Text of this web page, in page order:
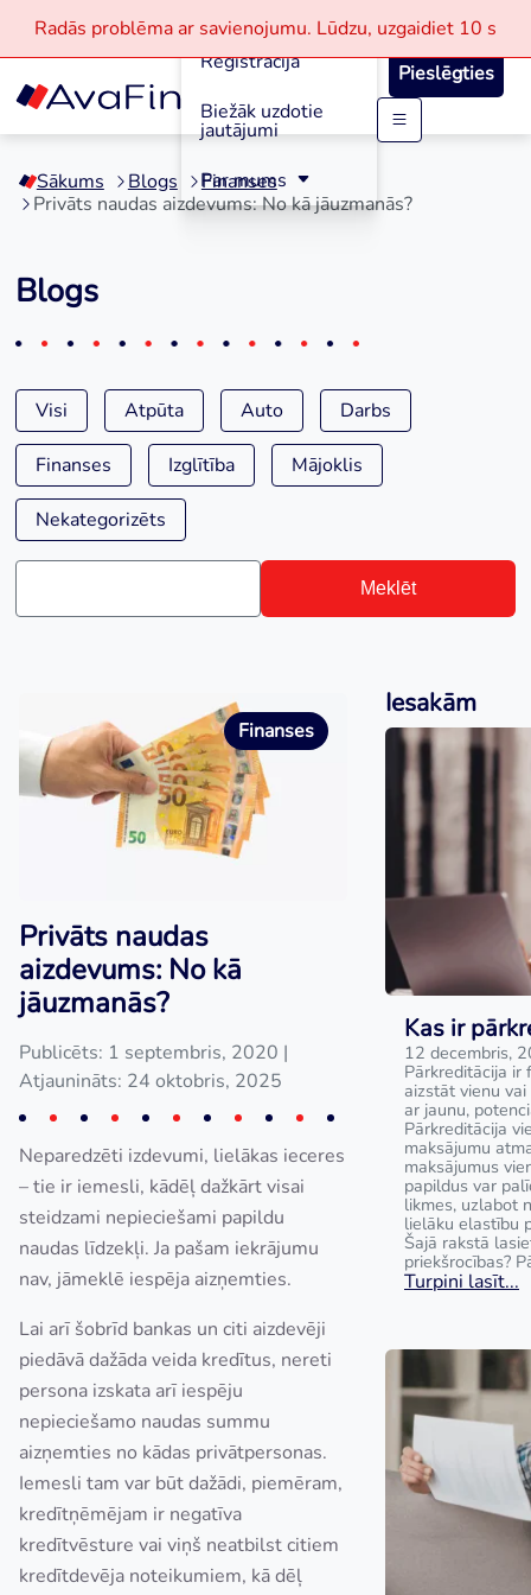
Skip
content
Radās problēma ar savienojumu. Lūdzu, uzgaidiet 10 s
Reģistrācija
Biežāk uzdotie
jautājumi
Par mums
Pieslēgties
Sākums Blogs
Finanses
Privāts naudas aizdevums: No kā jāuzmanās?
Blogs
Visi Atpūta Auto Darbs
Finanses Izglītība Mājoklis
Nekategorizēts
Meklēt
Finanses
Privāts naudas
aizdevums: No kā
jāuzmanās?
Publicēts: 1 septembris, 2020 |
Atjaunināts: 24 oktobris, 2025
Neparedzēti izdevumi, lielākas ieceres
– tie ir iemesli, kādēļ dažkārt visai
steidzami nepieciešami papildu
naudas līdzekļi. Ja pašam iekrājumu
nav, jāmeklē iespēja aizņemties.
Lai arī šobrīd bankas un citi aizdevēji
piedāvā dažāda veida kredītus, nereti
persona izskata arī iespēju
nepieciešamo naudas summu
aizņemties no kādas privātpersonas.
Iemesli tam var būt dažādi, piemēram,
kredītņēmējam ir negatīva
kredītvēsture vai viņš neatbilst citiem
kredītdevēja noteikumiem, kā dēļ
Iesakām
Kas ir
12 decembris,
Pārkreditācija ir
aizstāt vienu
ar jaunu,
Pārkreditācija
maksājumu
maksājumus
papildus var
likmes, uzlabot
lielāku elastību
Šajā rakstā
priekšrocības?
Turpini lasīt...